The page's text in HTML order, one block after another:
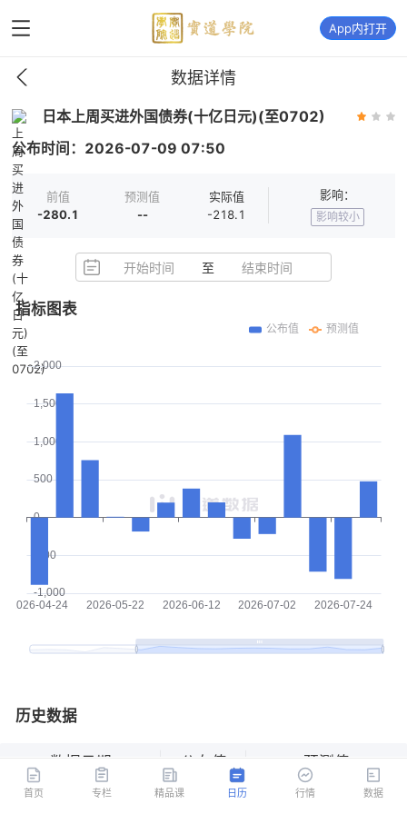
App内打开
数据详情
日本上周买进外国债券(十亿日元)(至0702)
公布时间： 2026-07-09 07:50
前值
-280.1
预测值
--
实际值
-218.1
影响：
影响较小
开始时间 至 结束时间
指标图表
历史数据
数据日期 公布值 预测值
2026-07-31 477.9
首页 专栏 精品课 日历 行情 数据